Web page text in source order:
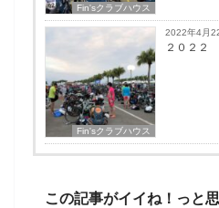
Fin'sクラブハウス
Fin'sクラブハウス
2022年4月
２０２２
この記事がイイね！っと